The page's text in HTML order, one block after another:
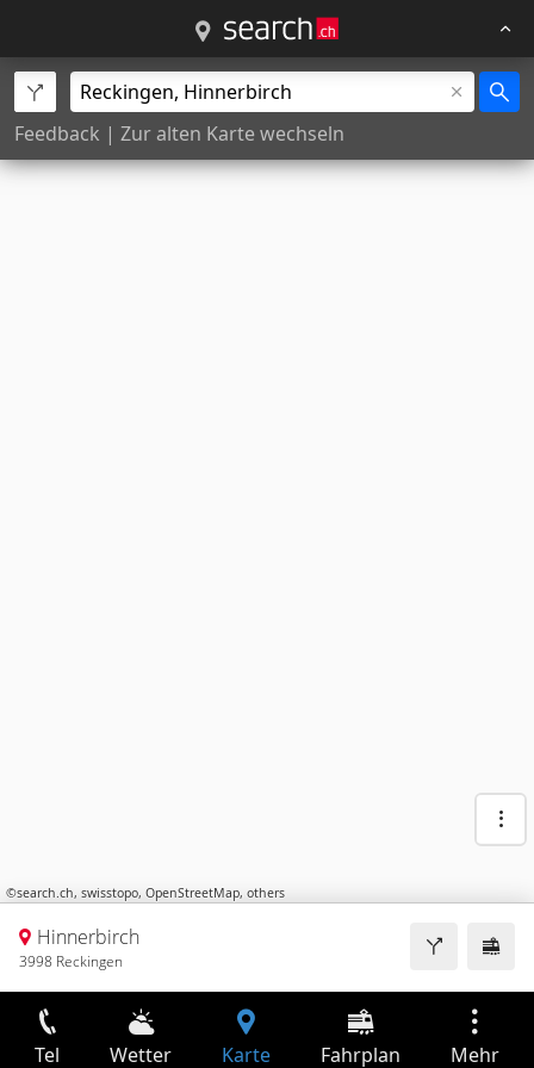
Feedback | Zur alten Karte wechseln
©search.ch, swisstopo, OpenStreetMap, others
Hinnerbirch
3998 Reckingen
Tel Wetter Karte Fahrplan Mehr